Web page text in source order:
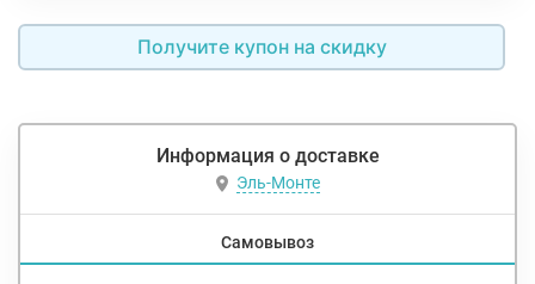
Получите купон на скидку
Информация о доставке
Эль-Монте
Самовывоз